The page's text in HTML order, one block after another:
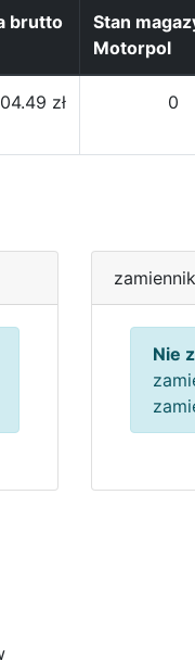
brutto
Stan
Motorpol
zł 0
Nie